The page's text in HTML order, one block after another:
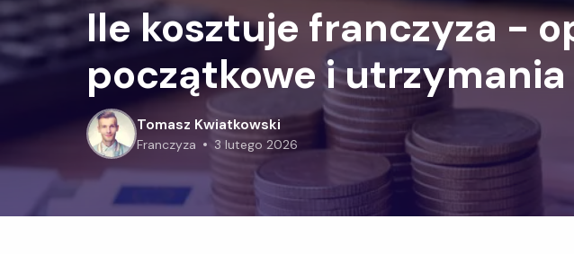
Ile kosztuje franczyza -
początkowe i utrzymania
Tomasz Kwiatkowski
franczyza 3 lutego 2026